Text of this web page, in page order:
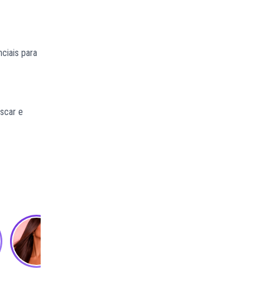
para
e